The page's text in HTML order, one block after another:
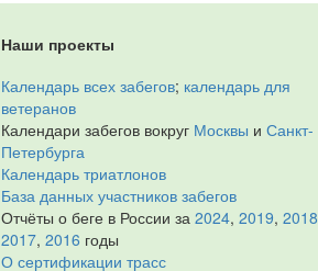
Наши проекты
Календарь всех забегов; календарь для
ветеранов
Календари забегов вокруг Москвы и Санкт-
Петербурга
Календарь триатлонов
База данных участников забегов
Отчёты о беге в России за 2024, 2019, 2018
2017, 2016 годы
О сертификации трасс